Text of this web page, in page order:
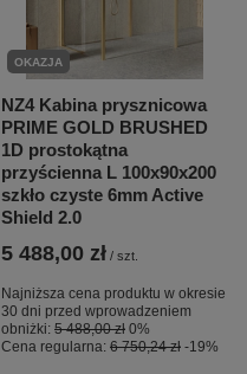
OKAZJA
NZ4 Kabina prysznicowa
PRIME GOLD BRUSHED
1D prostokątna
przyścienna L 100x90x200
szkło czyste 6mm Active
Shield 2.0
5 488,00 zł / szt.
Najniższa cena produktu w okresie
30 dni przed wprowadzeniem
obniżki: 5 488,00 zł 0%
Cena regularna: 6 750,24 zł -19%